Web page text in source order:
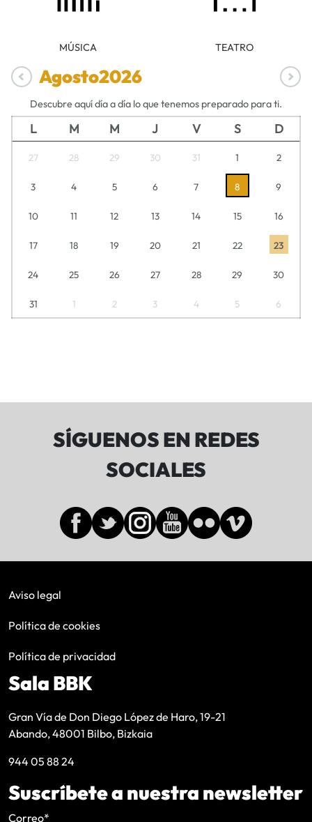
MÚSICA TEATRO
Agosto2026
Descubre aquí día a día lo que tenemos preparado para ti.
L M M J V S D
27 28 29 30 31 1 2
3 4 5 6 7 8 9
10 11 12 13 14 15 16
17 18 19 20 21 22 23
24 25 26 27 28 29 30
31 1 2 3 4 5 6
SÍGUENOS EN REDES
SOCIALES
Aviso legal
Política de cookies
Política de privacidad
Sala BBK
Gran Vía de Don Diego López de Haro, 19-21
Abando, 48001 Bilbo, Bizkaia
944 05 88 24
Suscríbete a nuestra newsletter
Correo*